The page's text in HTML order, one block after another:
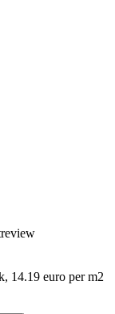
14.19 euro per m2